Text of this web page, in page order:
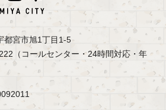
宮市旭1丁目1-5
（コールセンター・24時間対応・年